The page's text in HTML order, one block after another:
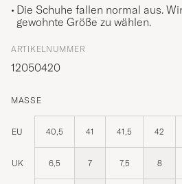
Die Schuhe fallen normal aus.
gewohnte Größe zu wählen.
ARTIKELNUMMER
12050420
MASSE
EU 40,5 41 41,5 42
UK 6,5 7 7,5 8